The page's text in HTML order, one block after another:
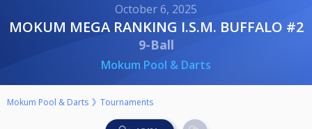
October 6, 2025
MOKUM MEGA RANKING I.S.M. BUFFALO #2
9-Ball
Mokum Pool & Darts
Mokum Pool & Darts Tournaments